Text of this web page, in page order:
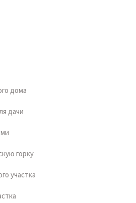
дома
дачи
горку
участка